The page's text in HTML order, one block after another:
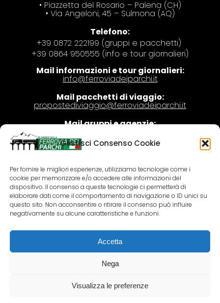
Gestisci Consenso Cookie
Per fornire le migliori esperienze, utilizziamo tecnologie come i
cookie per memorizzare e/o accedere alle informazioni del
dispositivo. Il consenso a queste tecnologie ci permetterà di
elaborare dati come il comportamento di navigazione o ID unici su
questo sito. Non acconsentire o ritirare il consenso può influire
negativamente su alcune caratteristiche e funzioni.
Accetta
Nega
Visualizza le preferenze
• Piazzetta del Rosario – Palena (CH)
• Via Angeloni, 45 – Sulmona (AQ)
Telefono:
+39 0872 222199 (gruppi e pacchetti)
+39 0864 950555 (info e tour giornalieri)
Mail informazioni e tour giornalieri:
info@ferroviadeiparchi.it
Mail pacchetti di viaggio:
propostediviaggio@ferroviadeiparchi.it
Mail gruppi e agenzie:
LINK UTILI
Privacy
Condizioni di viaggio
Informazioni utili
Lavora con noi
Contatti
NEWSLETTER